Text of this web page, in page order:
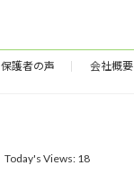
保護者の声 会社概要
Today's Views: 18